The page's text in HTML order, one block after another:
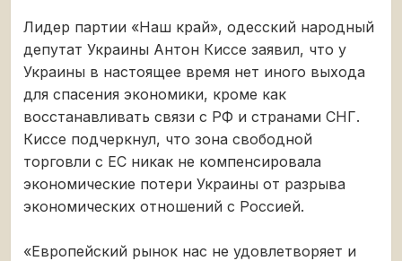
Лидер партии «Наш край», одесский народный
депутат Украины Антон Киссе заявил, что у
Украины в настоящее время нет иного выхода
для спасения экономики, кроме как
восстанавливать связи с РФ и странами СНГ.
Киссе подчеркнул, что зона свободной
торговли с ЕС никак не компенсировала
экономические потери Украины от разрыва
экономических отношений с Россией.
«Европейский рынок нас не удовлетворяет и